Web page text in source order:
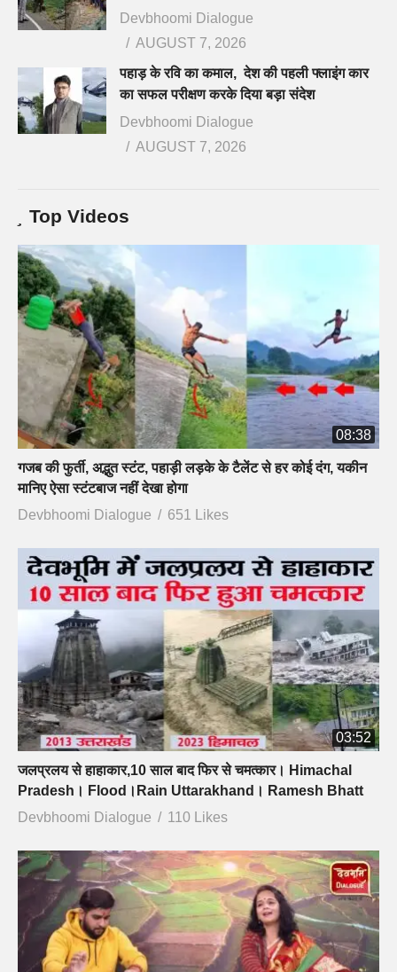
Devbhoomi Dialogue
AUGUST 7, 2026
पहाड़ के रवि का कमाल, देश की पहली फ्लाइंग कार
का सफल परीक्षण करके दिया बड़ा संदेश
Devbhoomi Dialogue
AUGUST 7, 2026
Top Videos
08:38
गजब की फुर्ती, अद्भुत स्टंट, पहाड़ी लड़के के टैलेंट से हर कोई दंग, यकीन
मानिए ऐसा स्टंटबाज नहीं देखा होगा
Devbhoomi Dialogue
651 Likes
03:52
जलप्रलय से हाहाकार,10 साल बाद फिर से चमत्कार। Himachal
Pradesh। Flood।Rain Uttarakhand। Ramesh Bhatt
Devbhoomi Dialogue
110 Likes